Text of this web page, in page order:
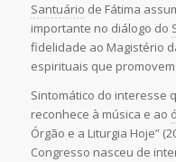
Santuário de Fátima
importante no diálogo do
fidelidade ao Magistério
espirituais que promovem.
Sintomático do interesse
reconhece à música e ao
Órgão e a Liturgia Hoje”
Congresso nasceu de